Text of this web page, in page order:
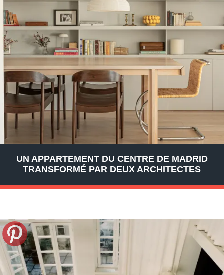
UN APPARTEMENT DU CENTRE DE MADRID
TRANSFORMÉ PAR DEUX ARCHITECTES